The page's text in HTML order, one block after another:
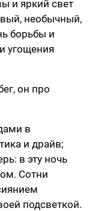
и яркий свет
необычный,
борьбы и
угощения
он про
в
и драйв;
в эту ночь
Сотни
подсветкой.